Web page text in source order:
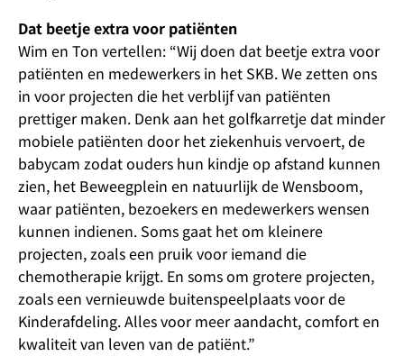
Dat beetje extra voor patiënten
Wim en Ton vertellen: “Wij doen dat beetje extra voor
patiënten en medewerkers in het SKB. We zetten ons
in voor projecten die het verblijf van patiënten
prettiger maken. Denk aan het golfkarretje dat minder
mobiele patiënten door het ziekenhuis vervoert, de
babycam zodat ouders hun kindje op afstand kunnen
zien, het Beweegplein en natuurlijk de Wensboom,
waar patiënten, bezoekers en medewerkers wensen
kunnen indienen. Soms gaat het om kleinere
projecten, zoals een pruik voor iemand die
chemotherapie krijgt. En soms om grotere projecten,
zoals een vernieuwde buitenspeelplaats voor de
Kinderafdeling. Alles voor meer aandacht, comfort en
kwaliteit van leven van de patiënt.”